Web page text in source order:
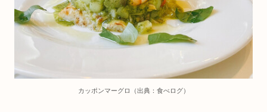
カッポンマーグロ（出典：食べログ）